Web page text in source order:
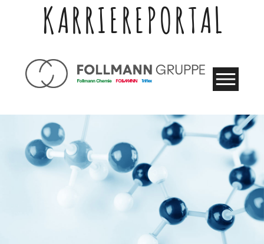
KARRIEREPORTAL